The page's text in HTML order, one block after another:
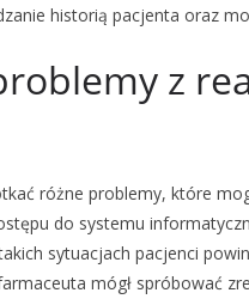
historią pacjenta oraz
z
różne problemy, które
do systemu
sytuacjach pacjenci
mógł spróbować